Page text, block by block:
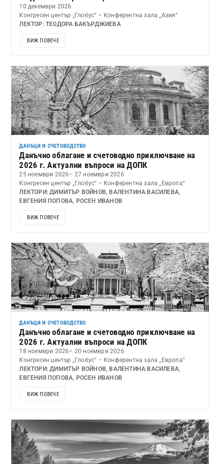
10 декември 2026
Конгресен център „Глобус“ – Конферентна зала „Азия“
ЛЕКТОР: ТЕОДОРА БАКЪРДЖИЕВА
ВИЖ ПОВЕЧЕ
ДАНЪЦИ И СЧЕТОВОДСТВО
Данъчно облагане и счетоводно приключване на
2026 г. Актуални въпроси на ДОПК
25 ноември 2026– 27 ноември 2026
Конгресен център „Глобус“ – Конферентна зала „Европа“
ЛЕКТОРИ: ДИМИТЪР ВОЙНОВ, ВАЛЕНТИНА ВАСИЛЕВА,
ЕВГЕНИЯ ПОПОВА, РОСЕН ИВАНОВ
ВИЖ ПОВЕЧЕ
ДАНЪЦИ И СЧЕТОВОДСТВО
Данъчно облагане и счетоводно приключване на
2026 г. Актуални въпроси на ДОПК
18 ноември 2026– 20 ноември 2026
Конгресен център „Глобус“ – Конферентна зала „Европа“
ЛЕКТОРИ: ДИМИТЪР ВОЙНОВ, ВАЛЕНТИНА ВАСИЛЕВА,
ЕВГЕНИЯ ПОПОВА, РОСЕН ИВАНОВ
ВИЖ ПОВЕЧЕ